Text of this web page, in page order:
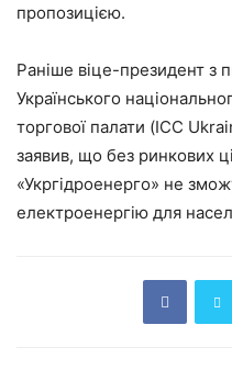
пропозицією.
Раніше віце-президент з
Українського
торгової палати (ICC
заявив, що без ринкових
«Укргідроенерго» не
електроенергію для